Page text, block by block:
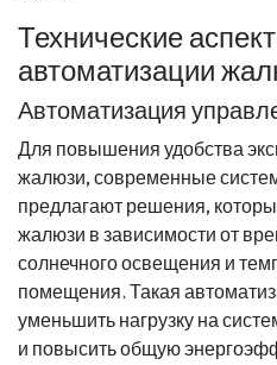
Технические
автоматизации
Автоматизация
Для повышения удобства
жалюзи, современные
предлагают решения,
жалюзи в зависимости от
солнечного освещения и
помещения. Такая
уменьшить нагрузку на
и повысить общую